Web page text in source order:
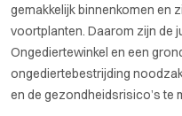
gemakkelijk binnenkomen en
voortplanten. Daarom zijn de
Ongediertewinkel en een
ongediertebestrijding
en de gezondheidsrisico’s te